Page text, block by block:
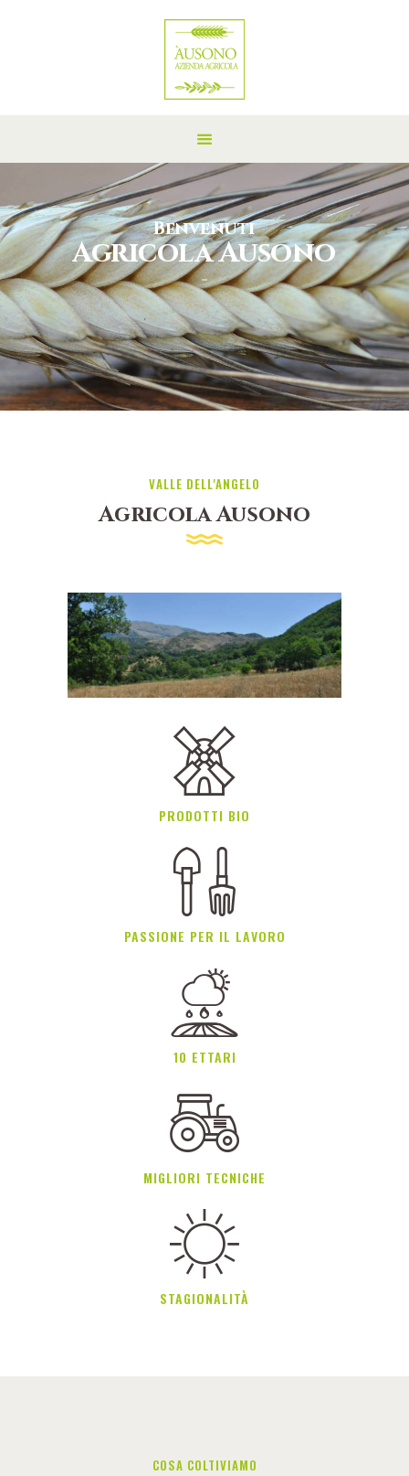
Benvenuti
Agricola Ausono
CONTATTACI
VALLE DELL'ANGELO
Agricola Ausono
PRODOTTI BIO
PASSIONE PER IL LAVORO
10 ETTARI
MIGLIORI TECNICHE
STAGIONALITÀ
COSA COLTIVIAMO